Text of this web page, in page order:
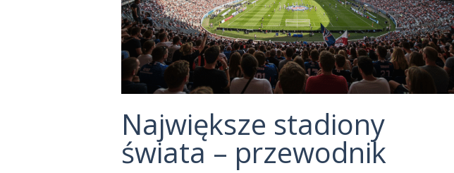
Największe stadiony
świata – przewodnik